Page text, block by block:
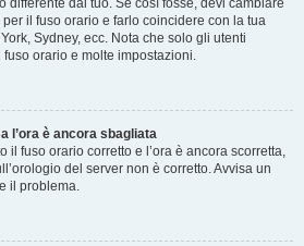
differente dal tuo. Se così fosse, devi cambiare
il fuso orario e farlo coincidere con la tua
Sydney, ecc. Nota che solo gli utenti
orario e molte impostazioni.
l’ora è ancora sbagliata
il fuso orario corretto e l’ora è ancora scorretta,
del server non è corretto. Avvisa un
il problema.